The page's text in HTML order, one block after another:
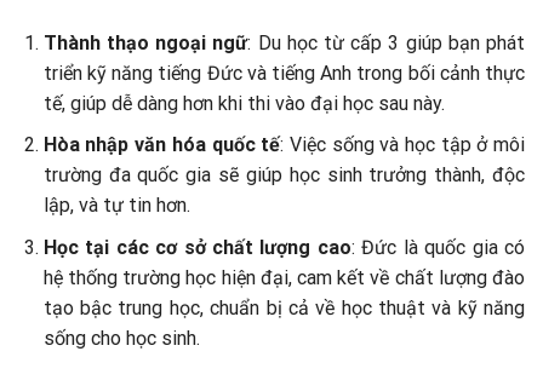
Thành thạo ngoại ngữ: Du học từ cấp 3 giúp bạn phát
triển kỹ năng tiếng Đức và tiếng Anh trong bối cảnh thực
tế, giúp dễ dàng hơn khi thi vào đại học sau này.
Hòa nhập văn hóa quốc tế: Việc sống và học tập ở môi
trường đa quốc gia sẽ giúp học sinh trưởng thành, độc
lập, và tự tin hơn.
Học tại các cơ sở chất lượng cao: Đức là quốc gia có
hệ thống trường học hiện đại, cam kết về chất lượng đào
tạo bậc trung học, chuẩn bị cả về học thuật và kỹ năng
sống cho học sinh.